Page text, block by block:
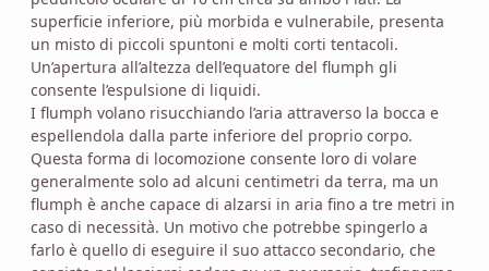
superficie inferiore, più morbida e vulnerabile, presenta
un misto di piccoli spuntoni e molti corti tentacoli.
Un’apertura all’altezza dell’equatore del flumph gli
consente l’espulsione di liquidi.
I flumph volano risucchiando l’aria attraverso la bocca e
espellendola dalla parte inferiore del proprio corpo.
Questa forma di locomozione consente loro di volare
generalmente solo ad alcuni centimetri da terra, ma un
flumph è anche capace di alzarsi in aria fino a tre metri in
caso di necessità. Un motivo che potrebbe spingerlo a
farlo è quello di eseguire il suo attacco secondario, che